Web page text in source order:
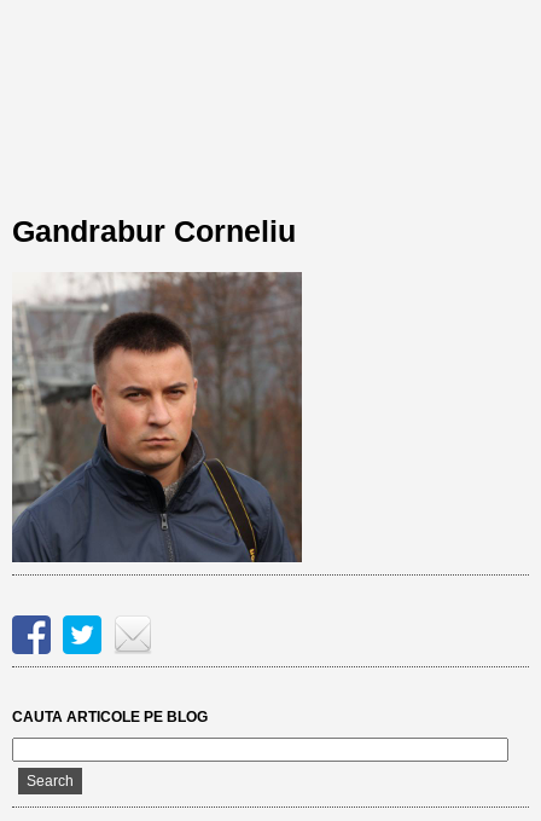
Gandrabur Corneliu
CAUTA ARTICOLE PE BLOG